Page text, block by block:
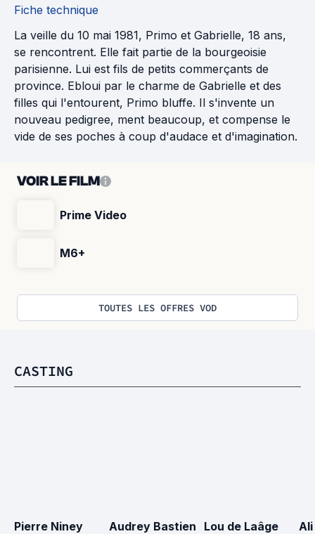
Fiche technique
La veille du 10 mai 1981, Primo et Gabrielle, 18 ans,
se rencontrent. Elle fait partie de la bourgeoisie
parisienne. Lui est fils de petits commerçants de
province. Ebloui par le charme de Gabrielle et des
filles qui l'entourent, Primo bluffe. Il s'invente un
nouveau pedigree, ment beaucoup, et compense le
vide de ses poches à coup d'audace et d'imagination.
VOIR LE FILM
Prime Video
M6+
TOUTES LES OFFRES VOD
CASTING
Pierre Niney
Audrey Bastien
Lou de Laâge